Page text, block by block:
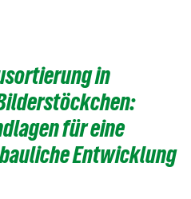
in
für eine
Entwicklung